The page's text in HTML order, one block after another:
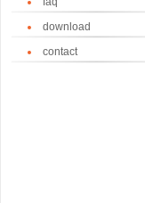
download
contact